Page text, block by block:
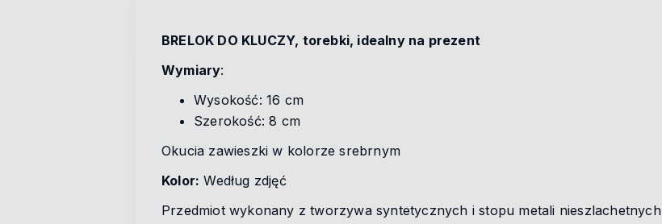
BRELOK DO KLUCZY, torebki, idealny na prezent
Wymiary:
Wysokość: 16 cm
Szerokość: 8 cm
Okucia zawieszki w kolorze srebrnym
Kolor: Według zdjęć
Przedmiot wykonany z tworzywa syntetycznych i stopu metali nieszlachetnych